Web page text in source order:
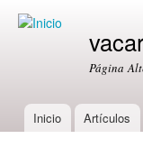
Página
Main menu
Inicio Artículos